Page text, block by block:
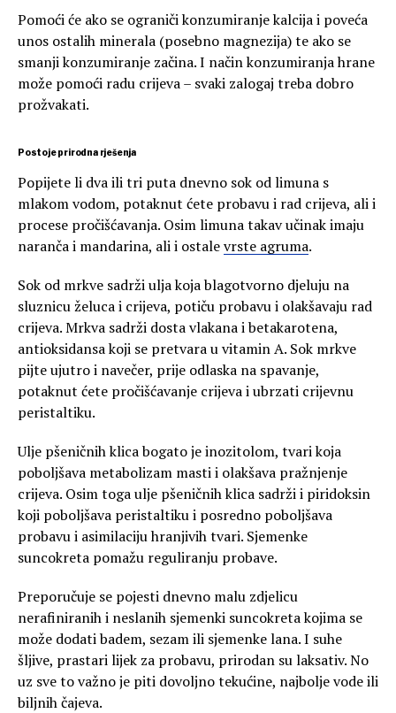
Pomoći će ako se ograniči konzumiranje kalcija i poveća
unos ostalih minerala (posebno magnezija) te ako se
smanji konzumiranje začina. I način konzumiranja hrane
može pomoći radu crijeva – svaki zalogaj treba dobro
prožvakati.
Postoje prirodna rješenja
Popijete li dva ili tri puta dnevno sok od limuna s
mlakom vodom, potaknut ćete probavu i rad crijeva, ali i
procese pročišćavanja. Osim limuna takav učinak imaju
naranča i mandarina, ali i ostalevrste agruma.
Sok od mrkve sadrži ulja koja blagotvorno djeluju na
sluznicu želuca i crijeva, potiču probavu i olakšavaju rad
crijeva. Mrkva sadrži dosta vlakana i betakarotena,
antioksidansa koji se pretvara u vitamin A. Sok mrkve
pijte ujutro i navečer, prije odlaska na spavanje,
potaknut ćete pročišćavanje crijeva i ubrzati crijevnu
peristaltiku.
Ulje pšeničnih klica bogato je inozitolom, tvari koja
poboljšava metabolizam masti i olakšava pražnjenje
crijeva. Osim toga ulje pšeničnih klica sadrži i piridoksin
koji poboljšava peristaltiku i posredno poboljšava
probavu i asimilaciju hranjivih tvari. Sjemenke
suncokreta pomažu reguliranju probave.
Preporučuje se pojesti dnevno malu zdjelicu
nerafiniranih i neslanih sjemenki suncokreta kojima se
može dodati badem, sezam ili sjemenke lana. I suhe
šljive, prastari lijek za probavu, prirodan su laksativ. No
uz sve to važno je piti dovoljno tekućine, najbolje vode ili
biljnih čajeva.